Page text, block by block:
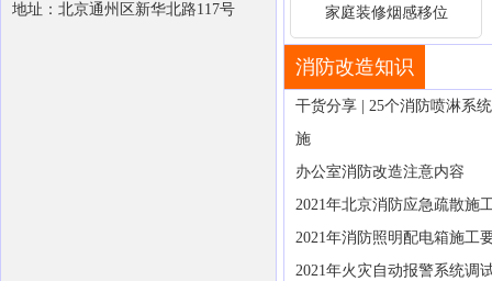
地址：北京通州区新华北路117号
家庭装修烟感移位
消防改造知识
干货分享 | 25个消防喷淋系
施
办公室消防改造注意内容
2021年北京消防应急疏散施
2021年消防照明配电箱施工
2021年火灾自动报警系统调